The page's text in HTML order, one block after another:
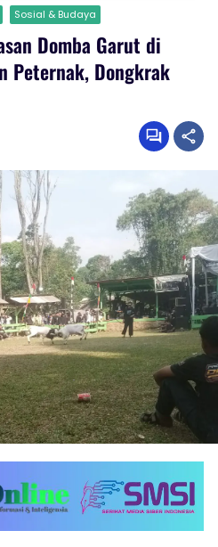
Sosial & Budaya
Domba Garut di
Peternak, Dongkrak